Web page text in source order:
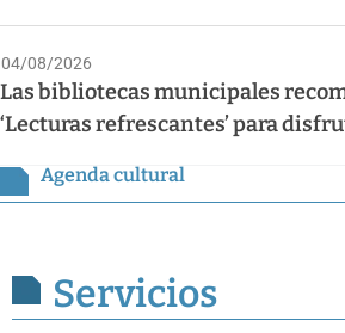
04/08/2026
Las bibliotecas municipales
‘Lecturas refrescantes’ para
Agenda cultural
Servicios